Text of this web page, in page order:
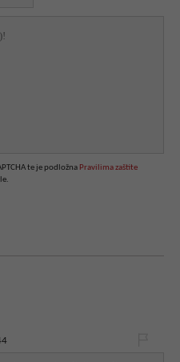
te je podložna Pravilima zaštite